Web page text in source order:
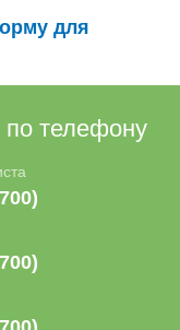
для